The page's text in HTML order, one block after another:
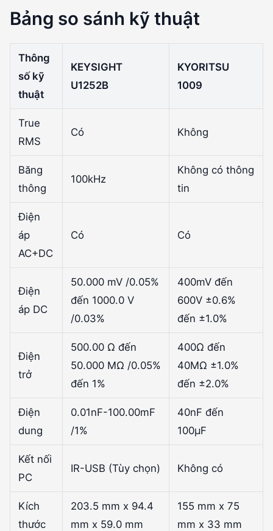
Bảng so sánh kỹ thuật
Thông
số kỹ
thuật
KEYSIGHT
U1252B
KYORITSU
1009
True
RMS
Có Không
Băng
thông
100kHz
Không có thông
tin
Điện
áp
AC+DC
Có Có
Điện
áp DC
50.000 mV /0.05%
đến 1000.0 V
/0.03%
400mV đến
600V ±0.6%
đến ±1.0%
Điện
trở
500.00 Ω đến
50.000 MΩ /0.05%
đến 1%
400Ω đến
40MΩ ±1.0%
đến ±2.0%
Điện
dung
0.01nF-100.00mF
/1%
40nF đến
100µF
Kết nối
PC
IR-USB (Tùy chọn) Không có
Kích
thước
203.5 mm x 94.4
mm x 59.0 mm
155 mm x 75
mm x 33 mm